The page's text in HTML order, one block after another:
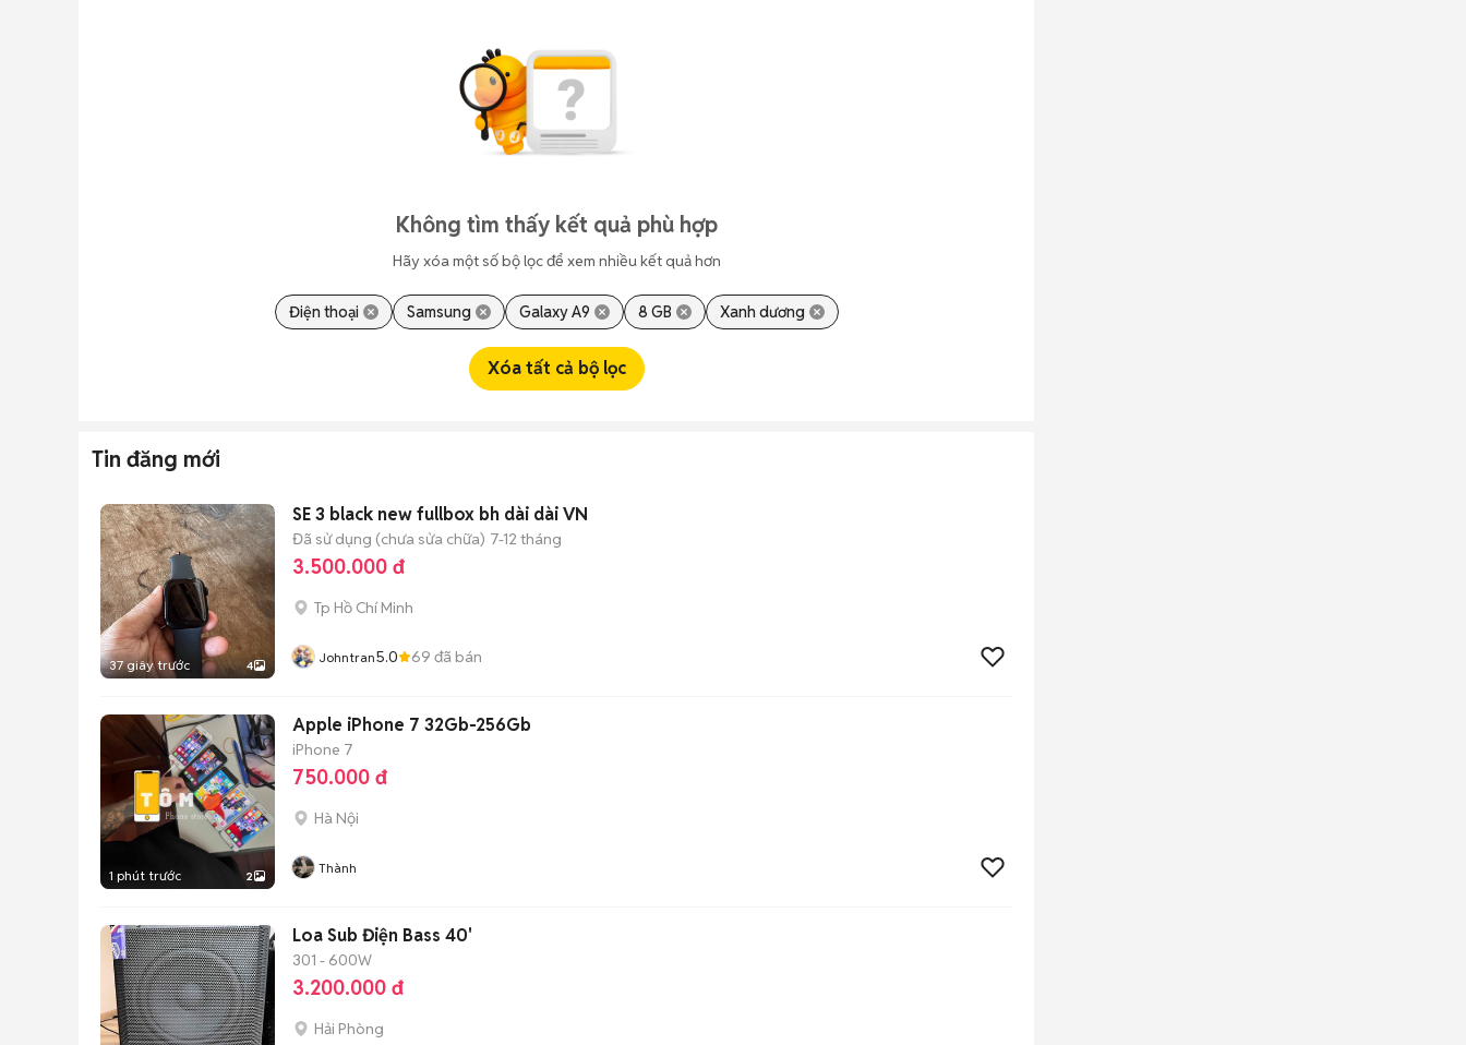
Không tìm thấy kết quả phù hợp
Hãy xóa một số bộ lọc để xem nhiều kết quả hơn
Điện thoại Samsung Galaxy A9 8 GB Xanh dương
Xóa tất cả bộ lọc
Tin đăng mới
37 giây trước 4
SE 3 black new fullbox bh dài dài VN
Đã sử dụng (chưa sửa chữa) 7-12 tháng
3.500.000 đ
Tp Hồ Chí Minh
Johntran5.0 69 đã bán
1 phút trước 2
Apple iPhone 7 32Gb-256Gb
iPhone 7
750.000 đ
Hà Nội
Thành
Loa Sub Điện Bass 40'
301 - 600W
3.200.000 đ
Hải Phòng